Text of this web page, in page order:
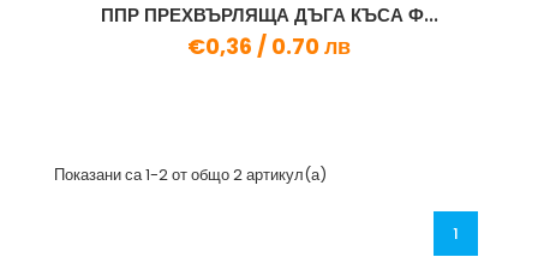
ППР ПРЕХВЪРЛЯЩА ДЪГА КЪСА Ф...
€0,36 / 0.70 лв
Показани са 1-2 от общо 2 артикул(а)
1